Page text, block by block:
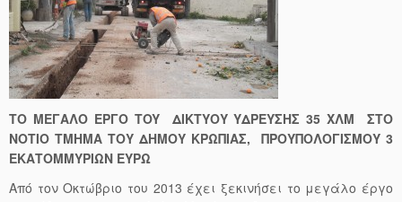
ΤΟ ΜΕΓΑΛΟ ΕΡΓΟ TOYΔΙΚΤΥΟΥ ΥΔΡΕΥΣΗΣ 35 ΧΛΜ ΣΤΟ
ΝΟΤΙΟ ΤΜΗΜΑ ΤΟΥ ΔΗΜΟΥ ΚΡΩΠΙΑΣ, ΠΡΟΥΠΟΛΟΓΙΣΜΟΥ 3
ΕΚΑΤΟΜΜΥΡΙΩΝ ΕΥΡΩ
Από τον Οκτώβριο του 2013 έχει ξεκινήσει το μεγάλο έργο